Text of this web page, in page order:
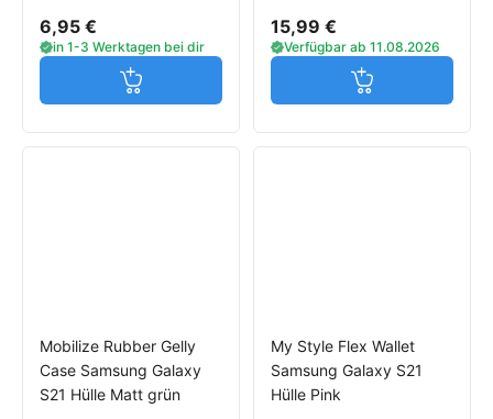
6,95 €
in 1-3 Werktagen bei dir
Jetzt in den Warenkorb
15,99 €
Verfügbar ab 11.08.2026
Jetzt in den
Mobilize Rubber Gelly
Case Samsung Galaxy
S21 Hülle Matt grün
My Style Flex Wallet
Samsung Galaxy S21
Hülle Pink